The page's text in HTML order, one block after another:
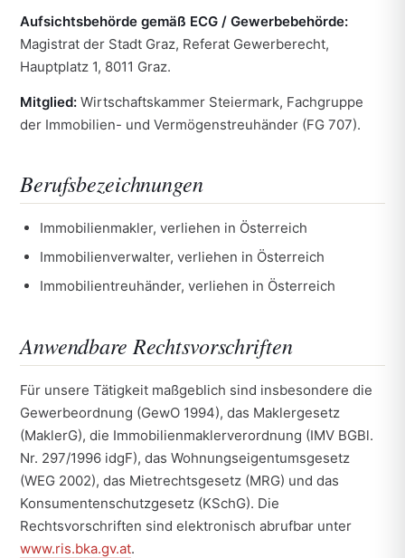
Aufsichtsbehörde gemäß ECG / Gewerbebehörde:
Magistrat der Stadt Graz, Referat Gewerberecht,
Hauptplatz 1, 8011 Graz.
Mitglied: Wirtschaftskammer Steiermark, Fachgruppe
der Immobilien- und Vermögenstreuhänder (FG 707).
Berufsbezeichnungen
Immobilienmakler, verliehen in Österreich
Immobilienverwalter, verliehen in Österreich
Immobilientreuhänder, verliehen in Österreich
Anwendbare Rechtsvorschriften
Für unsere Tätigkeit maßgeblich sind insbesondere die
Gewerbeordnung (GewO 1994), das Maklergesetz
(MaklerG), die Immobilienmaklerverordnung (IMV BGBl.
Nr. 297/1996 idgF), das Wohnungseigentumsgesetz
(WEG 2002), das Mietrechtsgesetz (MRG) und das
Konsumentenschutzgesetz (KSchG). Die
Rechtsvorschriften sind elektronisch abrufbar unter
www.ris.bka.gv.at.